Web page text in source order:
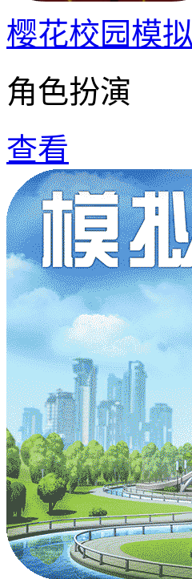
樱花校园模
角色扮演
查看